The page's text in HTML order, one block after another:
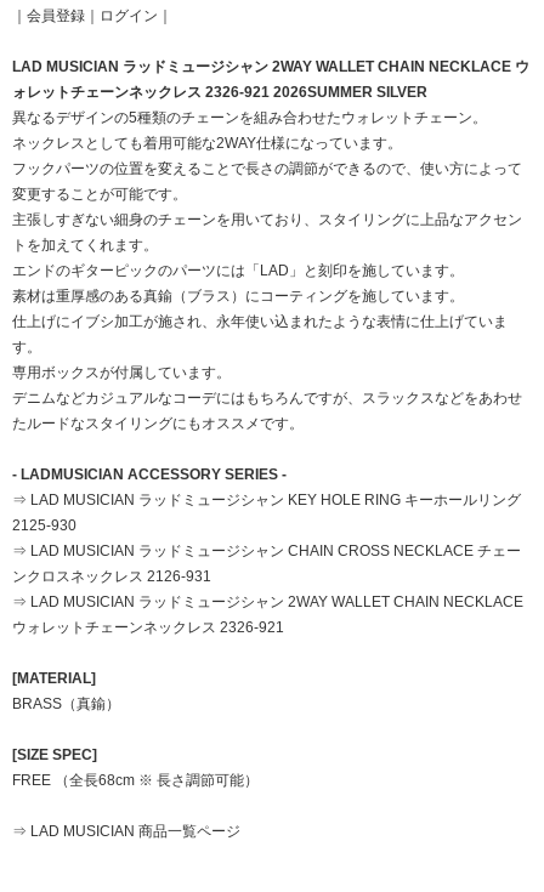
会員登録 ログイン
LAD MUSICIAN ラッドミュージシャン 2WAY WALLET CHAIN NECKLACE ウ
ォレットチェーンネックレス 2326-921 2026SUMMER SILVER
異なるデザインの5種類のチェーンを組み合わせたウォレットチェーン。
ネックレスとしても着用可能な2WAY仕様になっています。
フックパーツの位置を変えることで長さの調節ができるので、使い方によって
変更することが可能です。
主張しすぎない細身のチェーンを用いており、スタイリングに上品なアクセン
トを加えてくれます。
エンドのギターピックのパーツには「LAD」と刻印を施しています。
素材は重厚感のある真鍮（ブラス）にコーティングを施しています。
仕上げにイブシ加工が施され、永年使い込まれたような表情に仕上げていま
す。
専用ボックスが付属しています。
デニムなどカジュアルなコーデにはもちろんですが、スラックスなどをあわせ
たルードなスタイリングにもオススメです。
- LADMUSICIAN ACCESSORY SERIES -
⇒ LAD MUSICIAN ラッドミュージシャン KEY HOLE RING キーホールリング
2125-930
⇒ LAD MUSICIAN ラッドミュージシャン CHAIN CROSS NECKLACE チェー
ンクロスネックレス 2126-931
⇒ LAD MUSICIAN ラッドミュージシャン 2WAY WALLET CHAIN NECKLACE
ウォレットチェーンネックレス 2326-921
[MATERIAL]
BRASS（真鍮）
[SIZE SPEC]
FREE （全長68cm ※ 長さ調節可能）
⇒ LAD MUSICIAN 商品一覧ページ